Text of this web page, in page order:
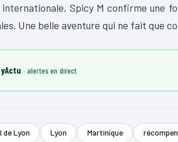
Spicy M confirme une
Une belle aventure qui ne fait que
Lyon Lyon Martinique